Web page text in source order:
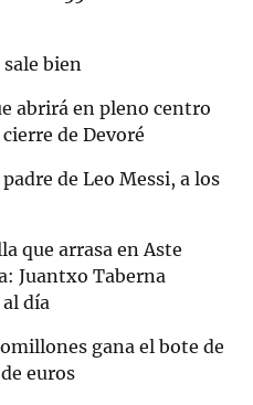
bien
abrirá en pleno centro
de Devoré
de Leo Messi, a los
que arrasa en Aste
Juantxo Taberna
día
gana el bote de
euros